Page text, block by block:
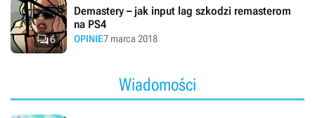
6
Demastery – jak input lag szkodzi remasterom
na PS4
OPINIE7 marca 2018
Wiadomości